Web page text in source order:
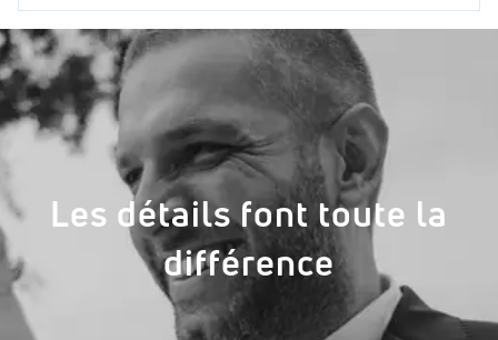
Les détails font toute la
différence